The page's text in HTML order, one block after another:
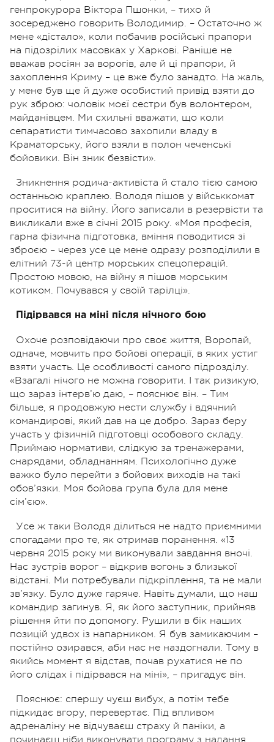
генпрокурора Віктора Пшонки, – тихо й
зосереджено говорить Володимир. – Остаточно ж
мене «дістало», коли побачив російські прапори
на підозрілих масовках у Харкові. Раніше не
вважав росіян за ворогів, але й ці прапори, й
захоплення Криму – це вже було занадто. На жаль,
у мене був ще й дуже особистий привід взяти до
рук зброю: чоловік моєї сестри був волонтером,
майданівцем. Ми схильні вважати, що коли
сепаратисти тимчасово захопили владу в
Краматорську, його взяли в полон чеченські
бойовики. Він зник безвісти».
Зникнення родича-активіста й стало тією самою
останньою краплею. Володя пішов у військкомат
проситися на війну. Його записали в резервісти та
викликали вже в січні 2015 року. «Моя професія,
гарна фізична підготовка, вміння поводитися зі
зброєю – через усе це мене одразу розподілили в
елітний 73-й центр морських спецоперацій.
Простою мовою, на війну я пішов морським
котиком. Почувався у своїй тарілці».
Підірвався на міні після нічного бою
Охоче розповідаючи про своє життя, Воропай,
одначе, мовчить про бойові операції, в яких устиг
взяти участь. Це особливості самого підрозділу.
«Взагалі нічого не можна говорити. І так ризикую,
що зараз інтерв’ю даю, – пояснює він. – Тим
більше, я продовжую нести службу і вдячний
командирові, який дав на це добро. Зараз беру
участь у фізичній підготовці особового складу.
Приймаю нормативи, слідкую за тренажерами,
снарядами, обладнанням. Психологічно дуже
важко було перейти з бойових виходів на такі
обов’язки. Моя бойова група була для мене
сім’єю».
Усе ж таки Володя ділиться не надто приємними
спогадами про те, як отримав поранення. «13
червня 2015 року ми виконували завдання вночі.
Нас зустрів ворог – відкрив вогонь з близької
відстані. Ми потребували підкріплення, та не мали
зв’язку. Було дуже гаряче. Навіть думали, що наш
командир загинув. Я, як його заступник, прийняв
рішення йти по допомогу. Рушили в бік наших
позицій удвох із напарником. Я був замикаючим –
постійно озирався, аби нас не наздогнали. Тому в
якийсь момент я відстав, почав рухатися не по
його слідах і підірвався на міні», – пригадує він.
Пояснює: спершу чуєш вибух, а потім тебе
підкидає вгору, перевертає. Під впливом
адреналіну не відчуваєш страху й паніки, а
починаєш ніби виконувати програму з надання